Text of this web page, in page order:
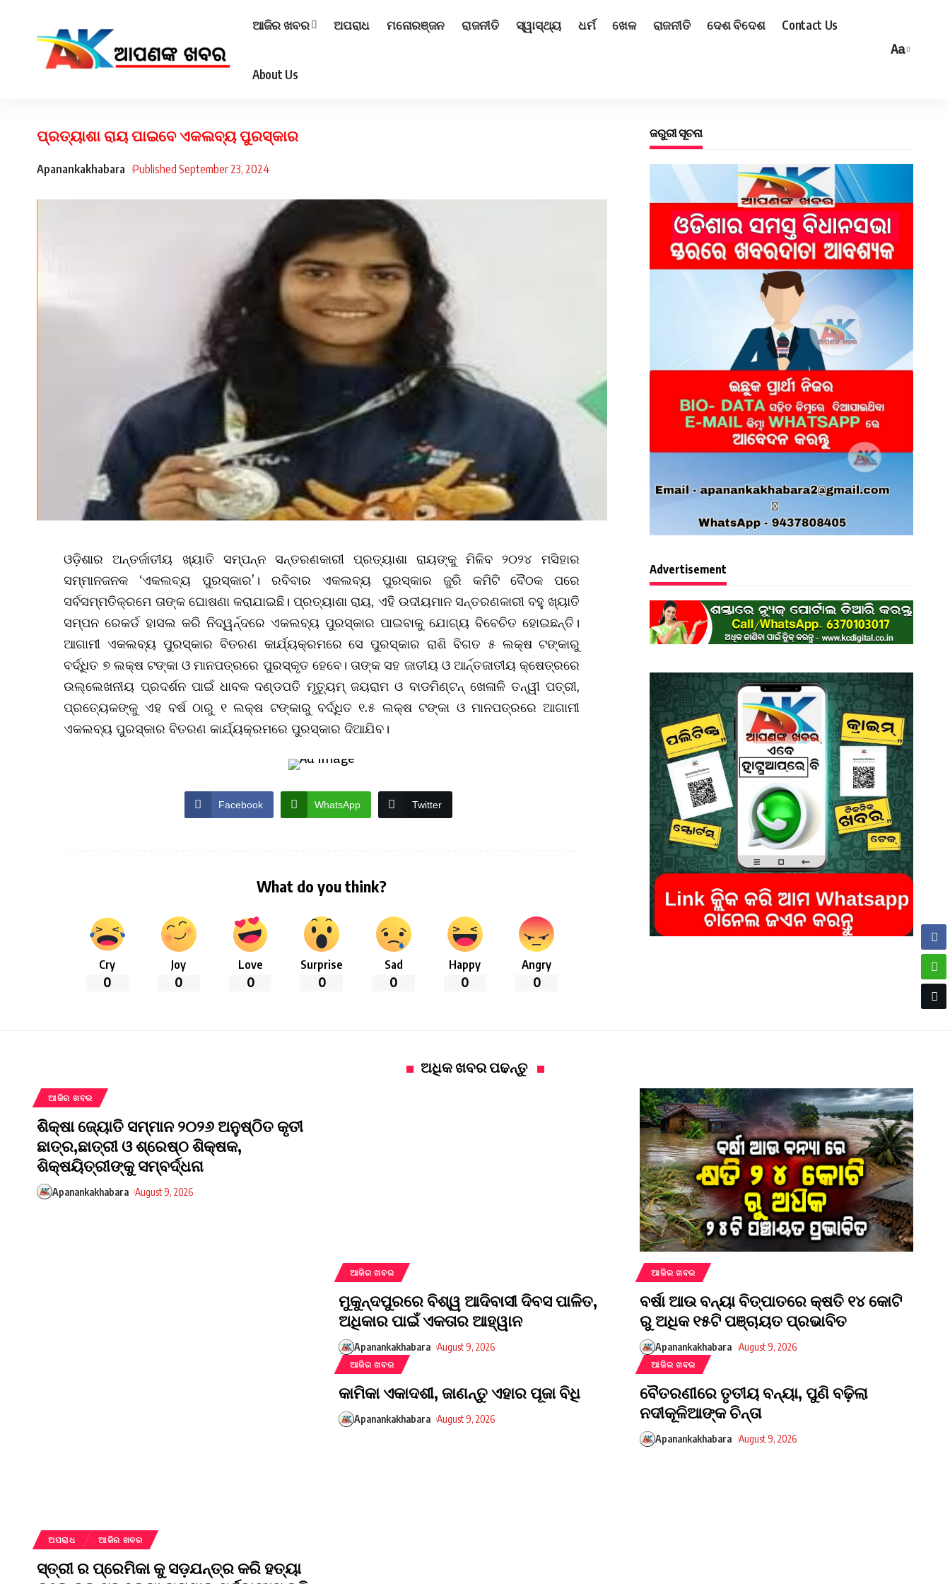
ଆଜିର ଖବର ଅପରାଧ ମନୋରଞ୍ଜନ ରାଜନୀତି ସ୍ୱାସ୍ଥ୍ୟ ଧର୍ମ ଖେଳ ରାଜନୀତି ଦେଶ ବିଦେଶ Contact Us
About Us
Aa
ପ୍ରତ୍ୟାଶା ରାୟ ପାଇବେ ଏକଲବ୍ୟ ପୁରସ୍କାର
Apanankakhabara Published September 23, 2024
ଓଡ଼ିଶାର ଅନ୍ତର୍ଜାତୀୟ ଖ୍ୟାତି ସମ୍ପନ୍ନ ସନ୍ତରଣକାରୀ ପ୍ରତ୍ୟାଶା ରାୟଙ୍କୁ ମିଳିବ ୨୦୨୪ ମସିହାର
ସମ୍ମାନଜନକ ‘ଏକଲବ୍ୟ ପୁରସ୍କାର’। ରବିବାର ଏକଲବ୍ୟ ପୁରସ୍କାର ଜୁରି କମିଟି ବୈଠକ ପରେ
ସର୍ବସମ୍ମତିକ୍ରମେ ତାଙ୍କ ଘୋଷଣା କରାଯାଇଛି। ପ୍ରତ୍ୟାଶା ରାୟ, ଏହି ଉଦୀୟମାନ ସନ୍ତରଣକାରୀ ବହୁ ଖ୍ୟାତି
ସମ୍ପନ ରେକର୍ଡ ହାସଲ କରି ନିଦ୍ୱର୍ନ୍ଦରେ ଏକଲବ୍ୟ ପୁରସ୍କାର ପାଇବାକୁ ଯୋଗ୍ୟ ବିବେଚିତ ହୋଇଛନ୍ତି।
ଆଗାମୀ ଏକଲବ୍ୟ ପୁରସ୍କାର ବିତରଣ କାର୍ଯ୍ୟକ୍ରମରେ ସେ ପୁରସ୍କାର ରାଶି ବିଗତ ୫ ଲକ୍ଷ ଟଙ୍କାରୁ
ବର୍ଦ୍ଧିତ ୭ ଲକ୍ଷ ଟଙ୍କା ଓ ମାନପତ୍ରରେ ପୁରସ୍କୃତ ହେବେ। ତାଙ୍କ ସହ ଜାତୀୟ ଓ ଆର୍ନ୍ତଜାତୀୟ କ୍ଷେତ୍ରରେ
ଉଲ୍ଲେଖନୀୟ ପ୍ରଦର୍ଶନ ପାଇଁ ଧାବକ ଦଣ୍ଡପତି ମୃତ୍ୟୁମ୍ ଜୟରାମ ଓ ବାଡମିଣ୍ଟନ୍ ଖେଳାଳି ତନ୍ୱୀ ପତ୍ରୀ,
ପ୍ରତ୍ୟେକଙ୍କୁ ଏହ ବର୍ଷ ଠାରୁ ୧ ଲକ୍ଷ ଟଙ୍କାରୁ ବର୍ଦ୍ଧିତ ୧.୫ ଲକ୍ଷ ଟଙ୍କା ଓ ମାନପତ୍ରରେ ଆଗାମୀ
ଏକଲବ୍ୟ ପୁରସ୍କାର ବିତରଣ କାର୍ଯ୍ୟକ୍ରମରେ ପୁରସ୍କାର ଦିଆଯିବ।
Facebook WhatsApp Twitter
What do you think?
Cry
0
Joy
0
Love
0
Surprise
0
Sad
0
Happy
0
Angry
0
ଜରୁରୀ ସୂଚନା
Advertisement
ଅଧିକ ଖବର ପଢନ୍ତୁ
ଆଜିର ଖବର
ଶିିକ୍ଷା ଜ୍ୟୋତି ସମ୍ମାନ ୨୦୨୬ ଅନୁଷ୍ଠିତ କୃତୀ
ଛାତ୍ର,ଛାତ୍ରୀ ଓ ଶ୍ରେଷ୍ଠ ଶିକ୍ଷକ,
ଶିକ୍ଷୟିତ୍ରୀଙ୍କୁ ସମ୍ବର୍ଦ୍ଧନା
Apanankakhabara August 9, 2026
ଆଜିର ଖବର
ମୁକୁନ୍ଦପୁରରେ ବିଶ୍ୱ ଆଦିବାସୀ ଦିବସ ପାଳିତ,
ଅଧିକାର ପାଇଁ ଏକତାର ଆହ୍ୱାନ
Apanankakhabara August 9, 2026
ଆଜିର ଖବର
ବର୍ଷା ଆଉ ବନ୍ୟା ବିତ୍ପାତରେ କ୍ଷତି ୧୪ କୋଟି
ରୁ ଅଧିକ ୧୫ଟି ପଞ୍ଚାୟତ ପ୍ରଭାବିତ
Apanankakhabara August 9, 2026
ଅପରାଧ ଆଜିର ଖବର
ସ୍ତ୍ରୀ ର ପ୍ରେମିକା କୁ ସଡ଼ଯନ୍ତ୍ର କରି ହତ୍ୟା
ଆଜିର ଖବର
କାମିକା ଏକାଦଶୀ, ଜାଣନ୍ତୁ ଏହାର ପୂଜା ବିଧି
Apanankakhabara August 9, 2026
ଆଜିର ଖବର
ବୈତରଣୀରେ ତୃତୀୟ ବନ୍ୟା, ପୁଣି ବଢ଼ିଲା
ନଦୀକୂଳିଆଙ୍କ ଚିନ୍ତା
Apanankakhabara August 9, 2026